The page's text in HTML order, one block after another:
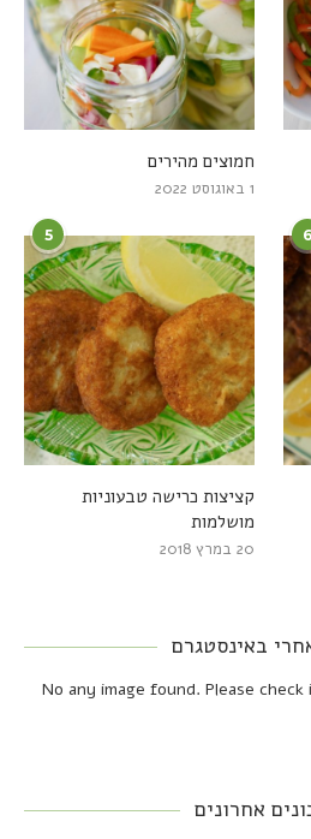
חמוצים מהירים
1 באוגוסט 2022
5
קציצות כרישה טבעוניות
מושלמות
20 במרץ 2018
6
באינסטגרם
No any image found. Please
אחרונים